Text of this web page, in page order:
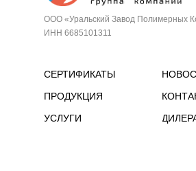
ООО «Уральский Завод Полимерных
ИНН 6685101311
СЕРТИФИКАТЫ
ПРОДУКЦИЯ
УСЛУГИ